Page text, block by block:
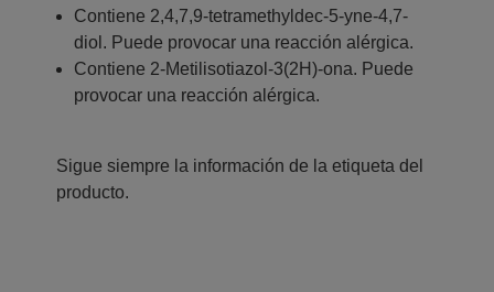
Contiene 2,4,7,9-tetramethyldec-5-yne-4,7-
diol. Puede provocar una reacción alérgica.
Contiene 2-Metilisotiazol-3(2H)-ona. Puede
provocar una reacción alérgica.
Sigue siempre la información de la etiqueta del
producto.